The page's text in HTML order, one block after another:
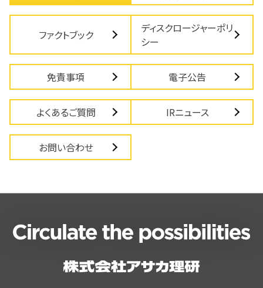
ファクトブック
ディスクロージャーポリ
シー
免責事項 電子公告
よくあるご質問 IRニュース
お問い合わせ